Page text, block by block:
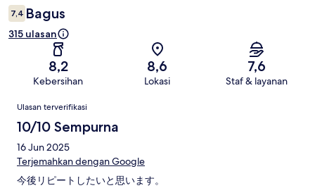
7,4 Bagus
315 ulasan
8,2
Kebersihan
8,6
Lokasi
7,6
Staf & layanan
Ulasan
Ulasan terverifikasi
10/10 Sempurna
16 Jun 2025
Terjemahkan dengan Google
今後リピートしたいと思います。